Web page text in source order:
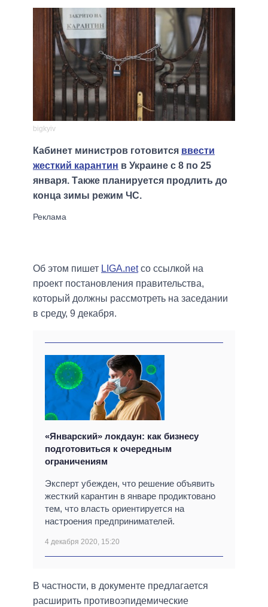
bigkyiv
Кабинет министров готовится ввести
жесткий карантин в Украине с 8 по 25
января. Также планируется продлить до
конца зимы режим ЧС.
Об этом пишет LIGA.netсо ссылкой на
проект постановления правительства,
который должны рассмотреть на заседании
в среду, 9 декабря.
«Январский» локдаун: как бизнесу
подготовиться к очередным
ограничениям
Эксперт убежден, что решение объявить
жесткий карантин в январе продиктовано
тем, что власть ориентируется на
настроения предпринимателей.
4 декабря 2020, 15:20
В частности, в документе предлагается
расширить противоэпидемические